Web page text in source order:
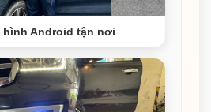
hình Android tận nơi